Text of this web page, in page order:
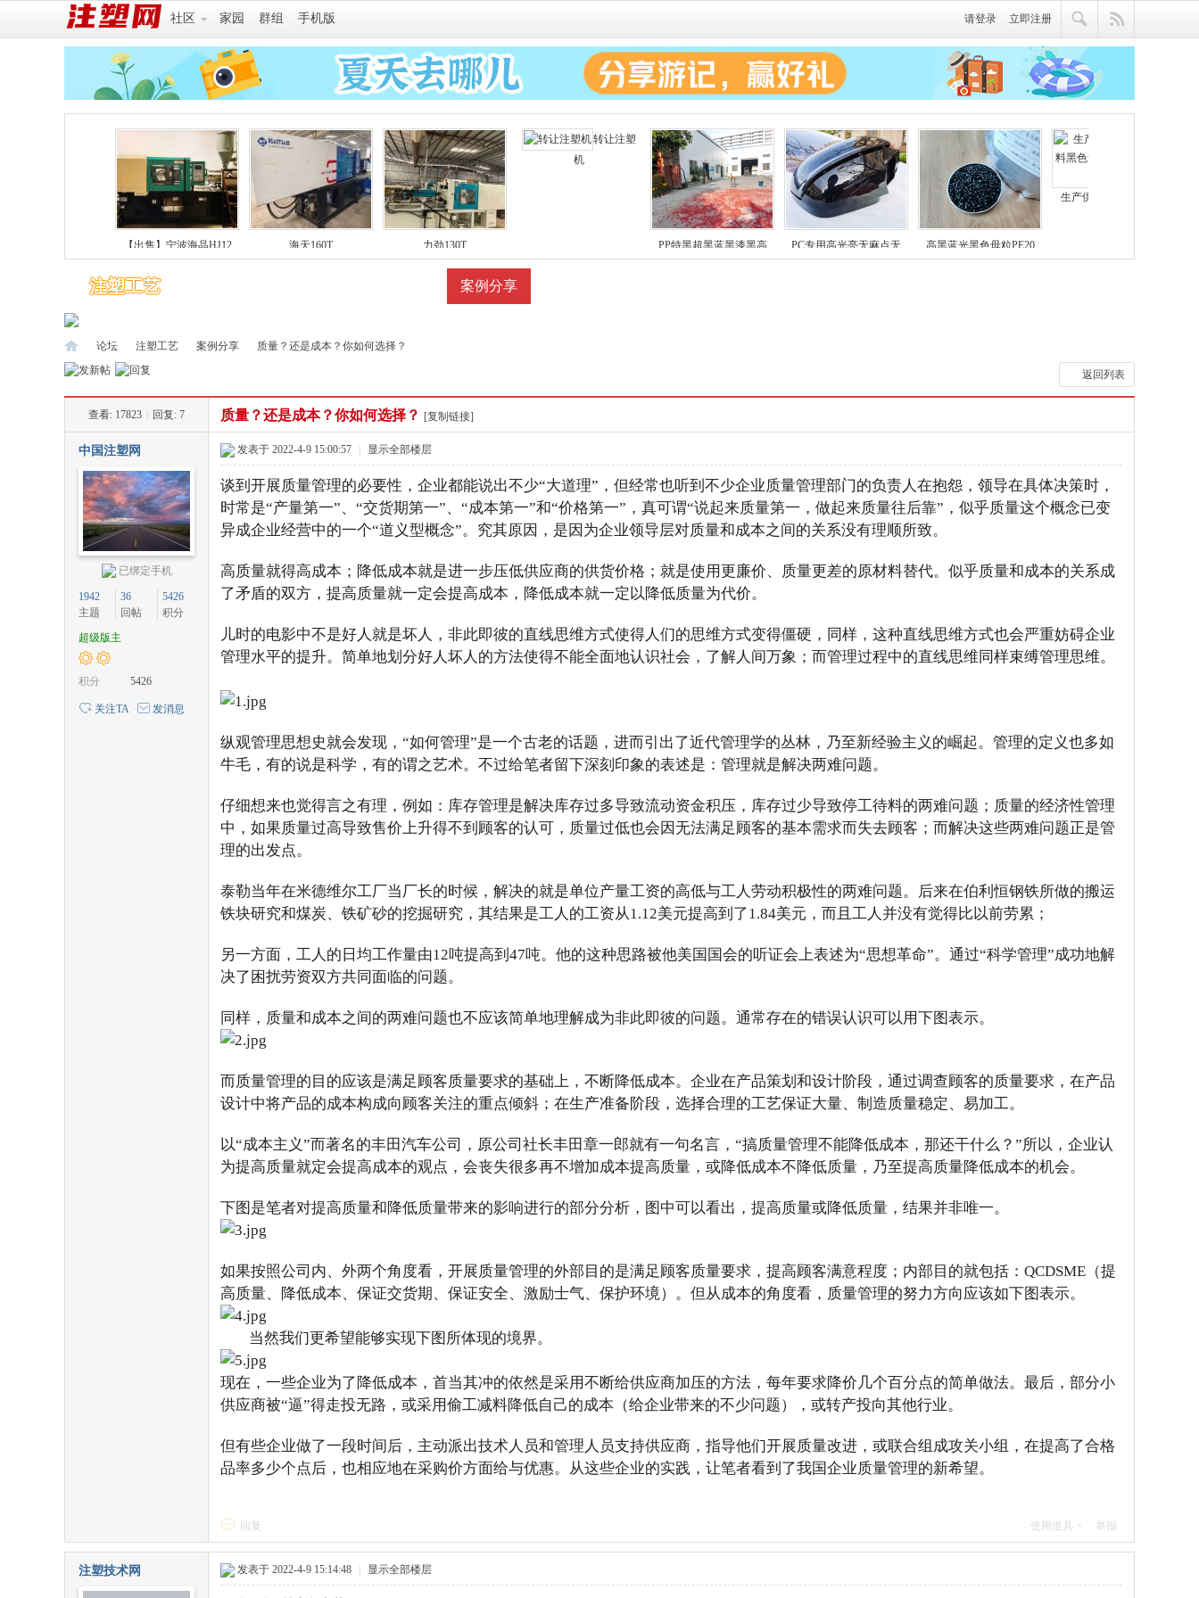
社区 家园 群组 手机版 请登录 立即注册
向右滚动
【出售】宁波海晶HJ12 海天160T 力劲130T
转让注塑
机
PP特黑超黑蓝黑漆黑高 PC专用高光亮无麻点无 高黑蓝光黑色母粒PE20
生产供应各类型全新料
注塑工艺 案例分享
»
论坛
›
注塑工艺 案例分享
›
质量？还是成本？你如何选择？
返回列表
查看: 17823 回复: 7 质量？还是成本？你如何选择？ [复制链接]
中国注塑网
已绑定手机
1942
主题
36
回帖
5426
积分
超级版主
积分 5426
关注TA 发消息
发表于 2022-4-9 15:00:57 显示全部楼层
谈到开展质量管理的必要性，企业都能说出不少“大道理”，但经常也听到不少企业质量管理部门的负责人在抱怨，领导在具体决策时，
时常是“产量第一”、“交货期第一”、“成本第一”和“价格第一”，真可谓“说起来质量第一，做起来质量往后靠”，似乎质量这个概念已变
异成企业经营中的一个“道义型概念”。究其原因，是因为企业领导层对质量和成本之间的关系没有理顺所致。
高质量就得高成本；降低成本就是进一步压低供应商的供货价格；就是使用更廉价、质量更差的原材料替代。似乎质量和成本的关系成
了矛盾的双方，提高质量就一定会提高成本，降低成本就一定以降低质量为代价。
儿时的电影中不是好人就是坏人，非此即彼的直线思维方式使得人们的思维方式变得僵硬，同样，这种直线思维方式也会严重妨碍企业
管理水平的提升。简单地划分好人坏人的方法使得不能全面地认识社会，了解人间万象；而管理过程中的直线思维同样束缚管理思维。
纵观管理思想史就会发现，“如何管理”是一个古老的话题，进而引出了近代管理学的丛林，乃至新经验主义的崛起。管理的定义也多如
牛毛，有的说是科学，有的谓之艺术。不过给笔者留下深刻印象的表述是：管理就是解决两难问题。
仔细想来也觉得言之有理，例如：库存管理是解决库存过多导致流动资金积压，库存过少导致停工待料的两难问题；质量的经济性管理
中，如果质量过高导致售价上升得不到顾客的认可，质量过低也会因无法满足顾客的基本需求而失去顾客；而解决这些两难问题正是管
理的出发点。
泰勒当年在米德维尔工厂当厂长的时候，解决的就是单位产量工资的高低与工人劳动积极性的两难问题。后来在伯利恒钢铁所做的搬运
铁块研究和煤炭、铁矿砂的挖掘研究，其结果是工人的工资从1.12美元提高到了1.84美元，而且工人并没有觉得比以前劳累；
另一方面，工人的日均工作量由12吨提高到47吨。他的这种思路被他美国国会的听证会上表述为“思想革命”。通过“科学管理”成功地解
决了困扰劳资双方共同面临的问题。
同样，质量和成本之间的两难问题也不应该简单地理解成为非此即彼的问题。通常存在的错误认识可以用下图表示。
而质量管理的目的应该是满足顾客质量要求的基础上，不断降低成本。企业在产品策划和设计阶段，通过调查顾客的质量要求，在产品
设计中将产品的成本构成向顾客关注的重点倾斜；在生产准备阶段，选择合理的工艺保证大量、制造质量稳定、易加工。
以“成本主义”而著名的丰田汽车公司，原公司社长丰田章一郎就有一句名言，“搞质量管理不能降低成本，那还干什么？”所以，企业认
为提高质量就定会提高成本的观点，会丧失很多再不增加成本提高质量，或降低成本不降低质量，乃至提高质量降低成本的机会。
下图是笔者对提高质量和降低质量带来的影响进行的部分分析，图中可以看出，提高质量或降低质量，结果并非唯一。
如果按照公司内、外两个角度看，开展质量管理的外部目的是满足顾客质量要求，提高顾客满意程度；内部目的就包括：QCDSME（提
高质量、降低成本、保证交货期、保证安全、激励士气、保护环境）。但从成本的角度看，质量管理的努力方向应该如下图表示。
当然我们更希望能够实现下图所体现的境界。
现在，一些企业为了降低成本，首当其冲的依然是采用不断给供应商加压的方法，每年要求降价几个百分点的简单做法。最后，部分小
供应商被“逼”得走投无路，或采用偷工减料降低自己的成本（给企业带来的不少问题），或转产投向其他行业。
但有些企业做了一段时间后，主动派出技术人员和管理人员支持供应商，指导他们开展质量改进，或联合组成攻关小组，在提高了合格
品率多少个点后，也相应地在采购价方面给与优惠。从这些企业的实践，让笔者看到了我国企业质量管理的新希望。
回复 使用道具 举报
注塑技术网 发表于 2022-4-9 15:14:48 显示全部楼层